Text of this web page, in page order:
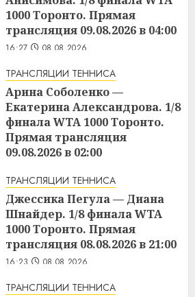
1000 Торонто. Прямая
трансляция 09.08.2026 в 04:00
16:27 08.08.2026
ТРАНСЛЯЦИИ ТЕННИСА
Арина Соболенко —
Екатерина Александрова. 1/8
финала WTA 1000 Торонто.
Прямая трансляция
09.08.2026 в 02:00
ТРАНСЛЯЦИИ ТЕННИСА
Джессика Пегула — Диана
Шнайдер. 1/8 финала WTA
1000 Торонто. Прямая
трансляция 08.08.2026 в 21:00
16:23 08.08.2026
ТРАНСЛЯЦИИ ТЕННИСА